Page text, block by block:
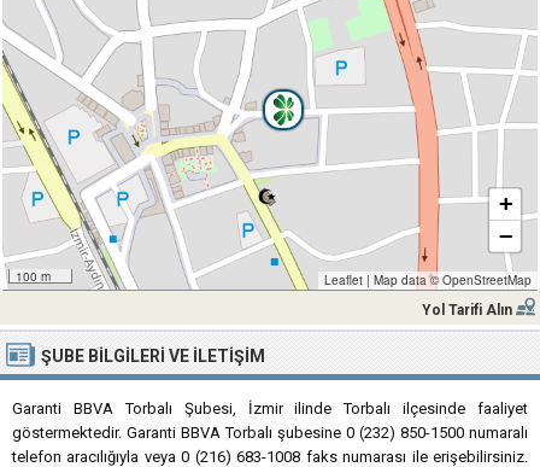
100 m
+
−
Leaflet | Map data © OpenStreetMap
Yol Tarifi Alın
ŞUBE BILGILERI VE İLETIŞIM
Garanti BBVA Torbalı Şubesi, İzmir ilinde Torbalı ilçesinde faaliyet
göstermektedir. Garanti BBVA Torbalı şubesine 0 (232) 850-1500 numaralı
telefon aracılığıyla veya 0 (216) 683-1008 faks numarası ile erişebilirsiniz.